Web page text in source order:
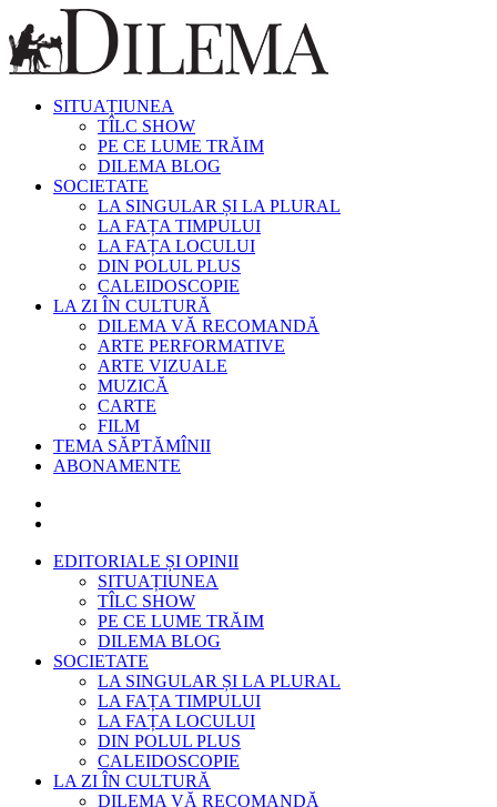
SITUAȚIUNEA
TÎLC SHOW
PE CE LUME TRĂIM
DILEMA BLOG
SOCIETATE
LA SINGULAR ȘI LA PLURAL
LA FAȚA TIMPULUI
LA FAȚA LOCULUI
DIN POLUL PLUS
CALEIDOSCOPIE
LA ZI ÎN CULTURĂ
DILEMA VĂ RECOMANDĂ
ARTE PERFORMATIVE
ARTE VIZUALE
MUZICĂ
CARTE
FILM
TEMA SĂPTĂMÎNII
ABONAMENTE
EDITORIALE ȘI OPINII
SITUAȚIUNEA
TÎLC SHOW
PE CE LUME TRĂIM
DILEMA BLOG
SOCIETATE
LA SINGULAR ȘI LA PLURAL
LA FAȚA TIMPULUI
LA FAȚA LOCULUI
DIN POLUL PLUS
CALEIDOSCOPIE
LA ZI ÎN CULTURĂ
DILEMA VĂ RECOMANDĂ